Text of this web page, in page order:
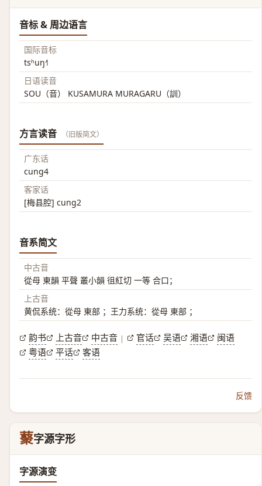
音标 & 周边语言
国际音标
tsʰuŋ˧˥
日语读音
SOU（音） KUSAMURA MURAGARU（訓）
方言读音 （旧版简文）
广东话
cung4
客家话
[梅县腔] cung2
音系简文
中古音
從母 東韻 平聲 叢小韻 徂紅切 一等 合口；
上古音
黄侃系统：從母 東部 ；王力系统：從母 東部 ；
韵书 上古音 中古音 | 官话 吴语 湘语
闽语
粤语
平话 客语
反馈
藂字源字形
字源演变